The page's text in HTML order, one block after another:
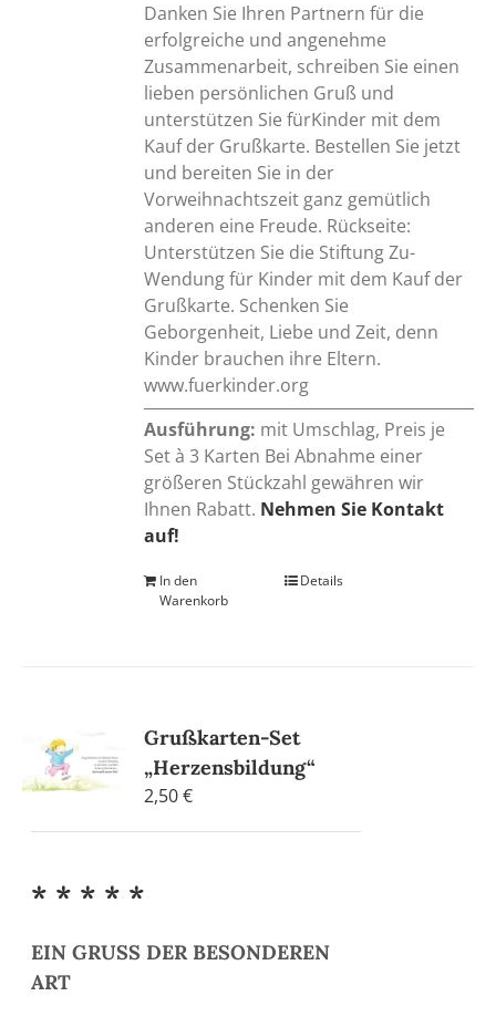
Danken Sie Ihren Partnern für die
erfolgreiche und angenehme
Zusammenarbeit, schreiben Sie einen
lieben persönlichen Gruß und
unterstützen Sie fürKinder mit dem
Kauf der Grußkarte. Bestellen Sie jetzt
und bereiten Sie in der
Vorweihnachtszeit ganz gemütlich
anderen eine Freude. Rückseite:
Unterstützen Sie die Stiftung Zu-
Wendung für Kinder mit dem Kauf der
Grußkarte. Schenken Sie
Geborgenheit, Liebe und Zeit, denn
Kinder brauchen ihre Eltern.
www.fuerkinder.org
Ausführung: mit Umschlag, Preis je
Set à 3 Karten Bei Abnahme einer
größeren Stückzahl gewähren wir
Ihnen Rabatt. Nehmen Sie Kontakt
auf!
In den
Warenkorb
Details
Grußkarten-Set
„Herzensbildung“
2,50€
* * * * *
EIN GRUSS DER BESONDEREN
ART